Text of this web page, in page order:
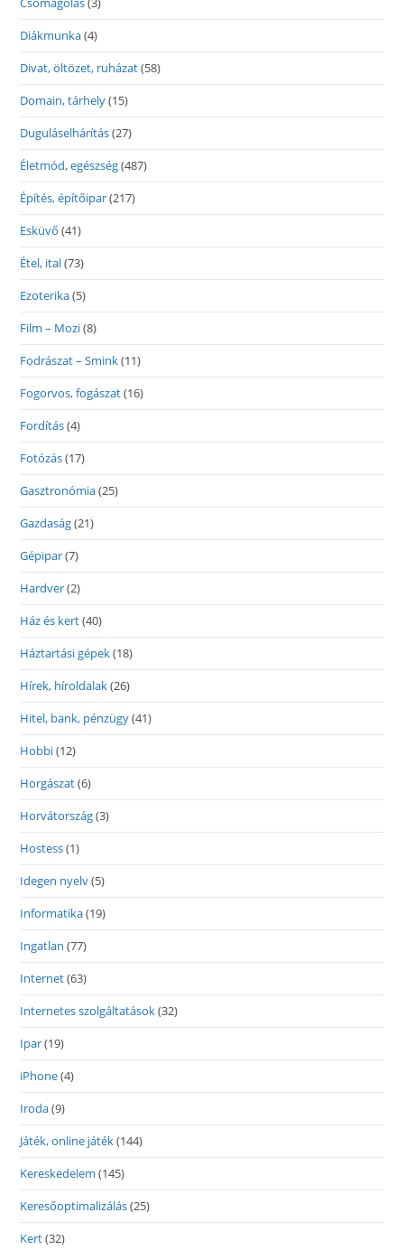
Diákmunka(4)
Divat, öltözet, ruházat(58)
Domain, tárhely(15)
Duguláselhárítás(27)
Életmód, egészség(487)
Építés, építőipar(217)
Esküvő (41)
Étel, ital(73)
Ezoterika(5)
Film – Mozi(8)
Fodrászat – Smink(11)
Fogorvos, fogászat(16)
Fordítás(4)
Fotózás(17)
Gasztronómia(25)
Gazdaság(21)
Gépipar(7)
Hardver(2)
Ház és kert(40)
Háztartási gépek(18)
Hírek, híroldalak(26)
Hitel, bank, pénzügy(41)
Hobbi(12)
Horgászat(6)
Horvátország(3)
Hostess(1)
Idegen nyelv(5)
Informatika(19)
Ingatlan (77)
Internet(63)
Internetes szolgáltatások(32)
Ipar(19)
iPhone(4)
Iroda(9)
Játék, online játék(144)
Kereskedelem (145)
Keresőoptimalizálás(25)
Kert(32)